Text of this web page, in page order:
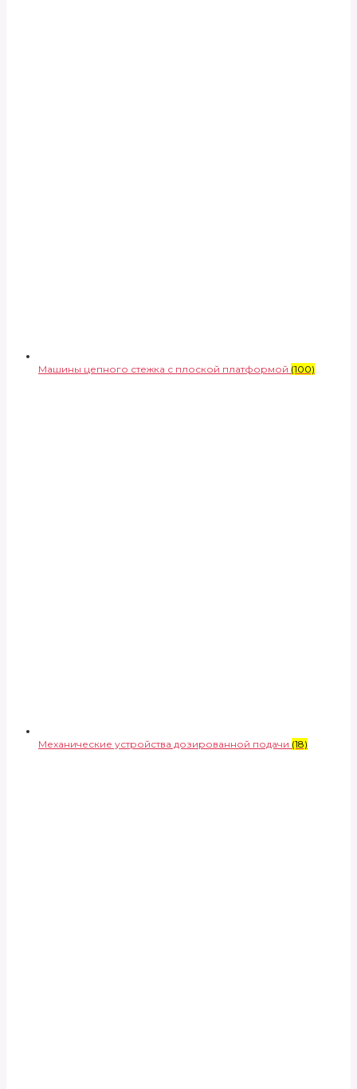
Машины цепного стежка с плоской платформой (100)
Механические устройства дозированной подачи (18)